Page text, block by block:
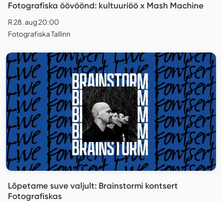
Fotografiska öövöönd: kultuuriöö x Mash Machine
R 28. aug 20:00
Fotografiska Tallinn
Lõpetame suve valjult: Brainstormi kontsert
Fotografiskas